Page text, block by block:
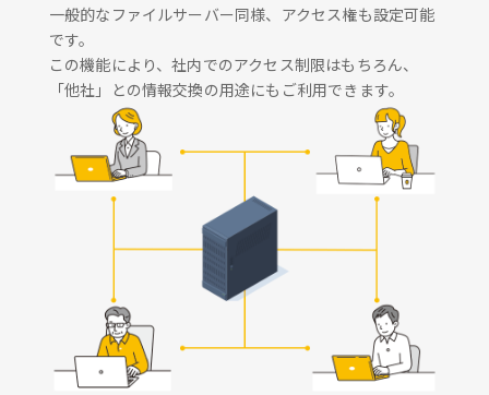
一般的なファイルサーバー同様、アクセス権も設定可能
です。
この機能により、社内でのアクセス制限はもちろん、
「他社」との情報交換の用途にもご利用できます。